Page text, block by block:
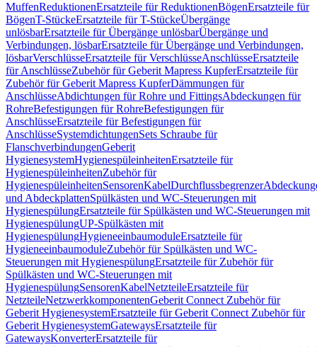
MuffenReduktionenErsatzteile für ReduktionenBögenErsatzteile für
BögenT-StückeErsatzteile für T-StückeÜbergänge
unlösbarErsatzteile für Übergänge unlösbarÜbergänge und
Verbindungen, lösbarErsatzteile für Übergänge und Verbindungen,
lösbarVerschlüsseErsatzteile für VerschlüsseAnschlüsseErsatzteile
für AnschlüsseZubehör für Geberit Mapress KupferErsatzteile für
Zubehör für Geberit Mapress KupferDämmungen für
AnschlüsseAbdichtungen für Rohre und FittingsAbdeckungen für
RohreBefestigungen für RohreBefestigungen für
AnschlüsseErsatzteile für Befestigungen für
AnschlüsseSystemdichtungenSets Schraube für
FlanschverbindungenGeberit
HygienesystemHygienespüleinheitenErsatzteile für
HygienespüleinheitenZubehör für
HygienespüleinheitenSensorenKabelDurchflussbegrenzer
und AbdeckplattenSpülkästen und WC-Steuerungen mit
HygienespülungErsatzteile für Spülkästen und WC-Steuerungen mit
HygienespülungUP-Spülkästen mit
HygienespülungHygieneeinbaumoduleErsatzteile für
HygieneeinbaumoduleZubehör für Spülkästen und WC-
Steuerungen mit HygienespülungErsatzteile für Zubehör für
Spülkästen und WC-Steuerungen mit
HygienespülungSensorenKabelNetzteileErsatzteile für
NetzteileNetzwerkkomponentenGeberit Connect Zubehör für
Geberit HygienesystemErsatzteile für Geberit Connect Zubehör für
Geberit HygienesystemGatewaysErsatzteile für
GatewaysKonverterErsatzteile für